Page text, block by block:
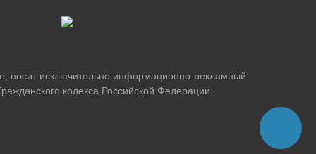
носит исключительно информационно-рекламный
кодекса Российской Федерации.